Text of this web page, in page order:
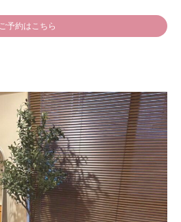
ご予約はこちら